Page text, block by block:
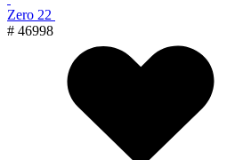
Zero 22
# 46998